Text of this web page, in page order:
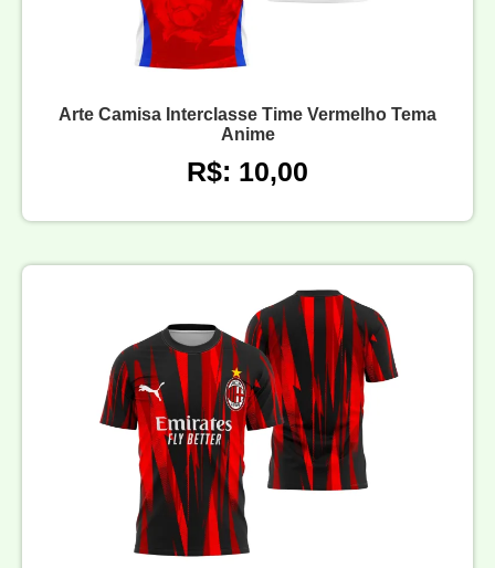
Arte Camisa Interclasse Time Vermelho Tema
Anime
R$: 10,00